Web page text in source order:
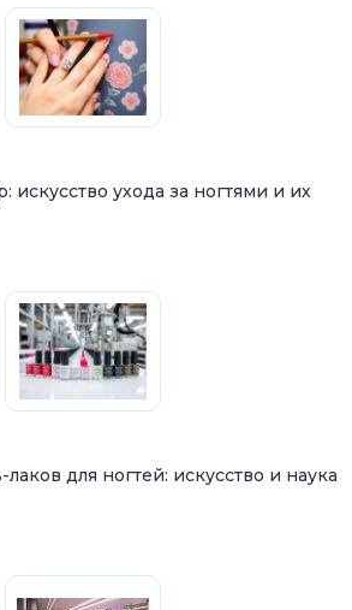
ухода за ногтями и их
для ногтей: искусство и наука